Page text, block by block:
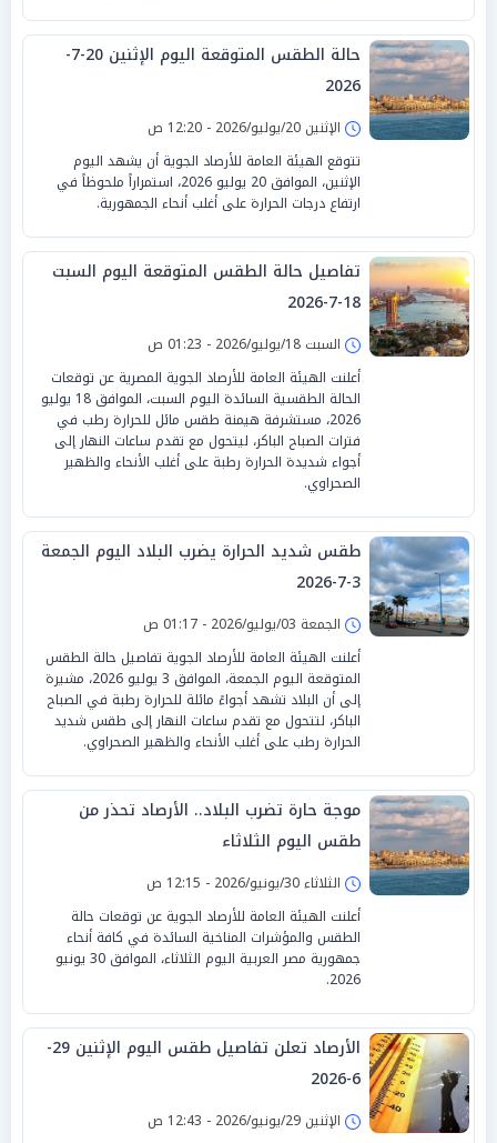
حالة الطقس المتوقعة اليوم الإثنين 20-7-
2026
الإثنين 20/يوليو/2026 - 12:20 ص
تتوقع الهيئة العامة للأرصاد الجوية أن يشهد اليوم
الإثنين، الموافق 20 يوليو 2026، استمراراً ملحوظاً في
ارتفاع درجات الحرارة على أغلب أنحاء الجمهورية.
تفاصيل حالة الطقس المتوقعة اليوم السبت
18-7-2026
السبت 18/يوليو/2026 - 01:23 ص
أعلنت الهيئة العامة للأرصاد الجوية المصرية عن توقعات
الحالة الطقسية السائدة اليوم السبت، الموافق 18 يوليو
2026، مستشرفة هيمنة طقس مائل للحرارة رطب في
فترات الصباح الباكر، ليتحول مع تقدم ساعات النهار إلى
أجواء شديدة الحرارة رطبة على أغلب الأنحاء والظهير
الصحراوي.
طقس شديد الحرارة يضرب البلاد اليوم الجمعة
3-7-2026
الجمعة 03/يوليو/2026 - 01:17 ص
أعلنت الهيئة العامة للأرصاد الجوية تفاصيل حالة الطقس
المتوقعة اليوم الجمعة، الموافق 3 يوليو 2026، مشيرة
إلى أن البلاد تشهد أجواءً مائلة للحرارة رطبة في الصباح
الباكر، لتتحول مع تقدم ساعات النهار إلى طقس شديد
الحرارة رطب على أغلب الأنحاء والظهير الصحراوي.
موجة حارة تضرب البلاد.. الأرصاد تحذر من
طقس اليوم الثلاثاء
الثلاثاء 30/يونيو/2026 - 12:15 ص
أعلنت الهيئة العامة للأرصاد الجوية عن توقعات حالة
الطقس والمؤشرات المناخية السائدة في كافة أنحاء
جمهورية مصر العربية اليوم الثلاثاء، الموافق 30 يونيو
2026.
الأرصاد تعلن تفاصيل طقس اليوم الإثنين 29-
6-2026
الإثنين 29/يونيو/2026 - 12:43 ص